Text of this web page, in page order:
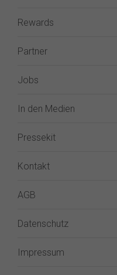
Rewards
Partner
Jobs
In den Medien
Pressekit
Kontakt
AGB
Datenschutz
Impressum